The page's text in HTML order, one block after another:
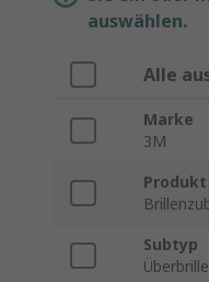
auswählen.
Alle
Marke
3M
Subtyp
Überbrille